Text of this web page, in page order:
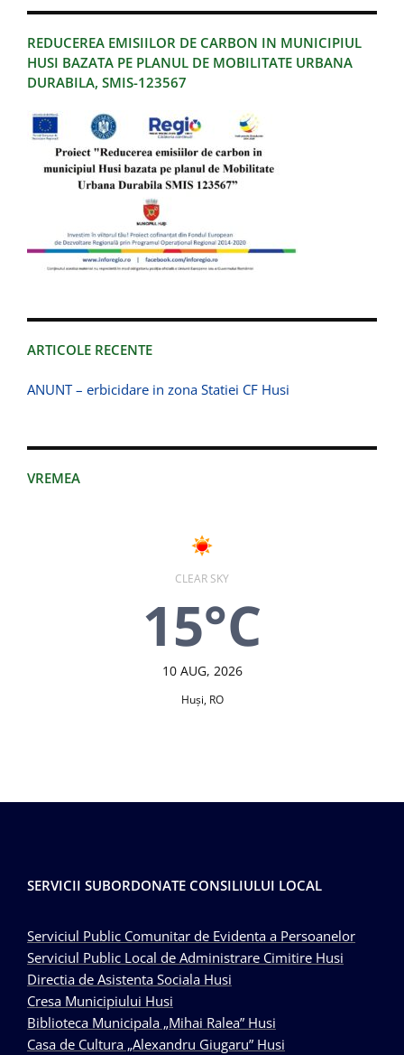
REDUCEREA EMISIILOR DE CARBON IN MUNICIPIUL
HUSI BAZATA PE PLANUL DE MOBILITATE URBANA
DURABILA, SMIS-123567
ARTICOLE RECENTE
ANUNT – erbicidare in zona Statiei CF Husi
VREMEA
CLEAR SKY
15°C
10 AUG, 2026
Huşi, RO
SERVICII SUBORDONATE CONSILIULUI LOCAL
Serviciul Public Comunitar de Evidenta a Persoanelor
Serviciul Public Local de Administrare Cimitire Husi
Directia de Asistenta Sociala Husi
Cresa Municipiului Husi
Biblioteca Municipala „Mihai Ralea” Husi
Casa de Cultura „Alexandru Giugaru” Husi